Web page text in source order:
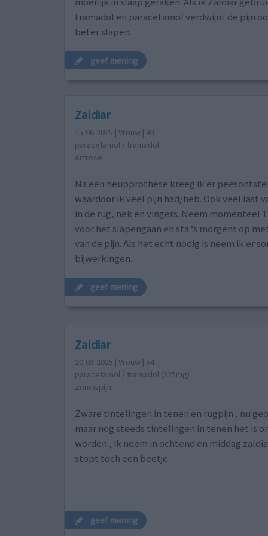
tramadol en paracetamol verdwijnt de pijn
beter slapen.
geef mening
Zaldiar
15-06-2025 | Vrouw | 48
paracetamol / tramadol
Artrose
Na een heupprothese kreeg ik er
waardoor ik veel pijn had/heb. Ook veel last
in de rug, nek en vingers. Neem momenteel
voor het slapengaan en sta ‘s morgens op
van de pijn. Als het echt nodig is neem ik er
bijwerkingen.
geef mening
Zaldiar
20-03-2025 | Vrouw | 54
paracetamol / tramadol (325mg)
Zenuwpijn
Zware tintelingen in tenen en rugpijn , nu
maar nog steeds tintelingen in tenen het is
worden , ik neem in ochtend en middag
stopt toch een beetje
geef mening